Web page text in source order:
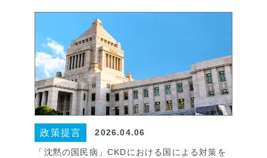
政策提言 2026.04.06
「沈黙の国民病」CKDにおける国による対策を